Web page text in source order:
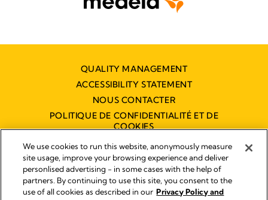
QUALITY MANAGEMENT
ACCESSIBILITY STATEMENT
NOUS CONTACTER
POLITIQUE DE CONFIDENTIALITÉ ET DE
COOKIES
DÉCLARATION D'ACCESSIBILITÉ
NUMÉRIQUE
Empreinte
We use cookies to run this website, anonymously measure
site usage, improve your browsing experience and deliver
personlised advertising - in some cases with the help of
partners. By continuing to use this site, you consent to the
use of all cookies as described in our Privacy Policy and